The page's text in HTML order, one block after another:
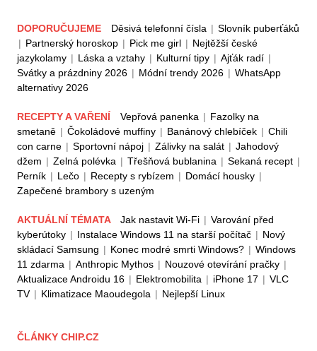
DOPORUČUJEME Děsivá telefonní čísla | Slovník puberťáků
| Partnerský horoskop | Pick me girl | Nejtěžší české
jazykolamy | Láska a vztahy | Kulturní tipy | Ajťák radí |
Svátky a prázdniny 2026 | Módní trendy 2026 | WhatsApp
alternativy 2026
RECEPTY A VAŘENÍ Vepřová panenka | Fazolky na
smetaně | Čokoládové muffiny | Banánový chlebíček | Chili
con carne | Sportovní nápoj | Zálivky na salát | Jahodový
džem | Zelná polévka | Třešňová bublanina | Sekaná recept |
Perník | Lečo | Recepty s rybízem | Domácí housky |
Zapečené brambory s uzeným
AKTUÁLNÍ TÉMATA Jak nastavit Wi-Fi | Varování před
kyberútoky | Instalace Windows 11 na starší počítač | Nový
skládací Samsung | Konec modré smrti Windows? | Windows
11 zdarma | Anthropic Mythos | Nouzové otevírání pračky |
Aktualizace Androidu 16 | Elektromobilita | iPhone 17 | VLC
TV | Klimatizace Maoudegola | Nejlepší Linux
ČLÁNKY CHIP.CZ